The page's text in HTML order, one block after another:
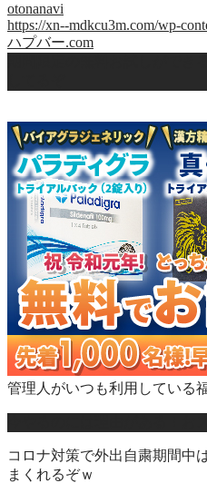
otonanavi
https://xn--mdkcu3m.com/wp-
ハプバー.com
管理人がいつも利用している
コロナ対策で外出自粛期間中
まくれるぞｗ